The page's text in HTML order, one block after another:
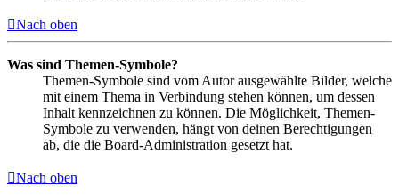
Nach oben
Was sind Themen-Symbole?
Themen-Symbole sind vom Autor ausgewählte Bilder, welche
mit einem Thema in Verbindung stehen können, um dessen
Inhalt kennzeichnen zu können. Die Möglichkeit, Themen-
Symbole zu verwenden, hängt von deinen Berechtigungen
ab, die die Board-Administration gesetzt hat.
Nach oben